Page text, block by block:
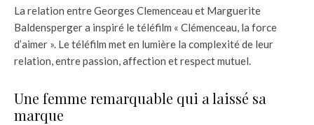
La relation entre Georges Clemenceau et Marguerite
Baldensperger a inspiré le téléfilm « Clémenceau, la force
d’aimer ». Le téléfilm met en lumière la complexité de leur
relation, entre passion, affection et respect mutuel.
Une femme remarquable qui a laissé sa
marque